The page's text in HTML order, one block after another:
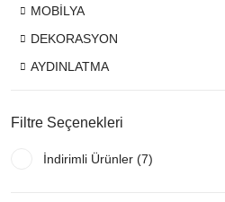
MOBİLYA
DEKORASYON
AYDINLATMA
Filtre Seçenekleri
İndirimli Ürünler (7)